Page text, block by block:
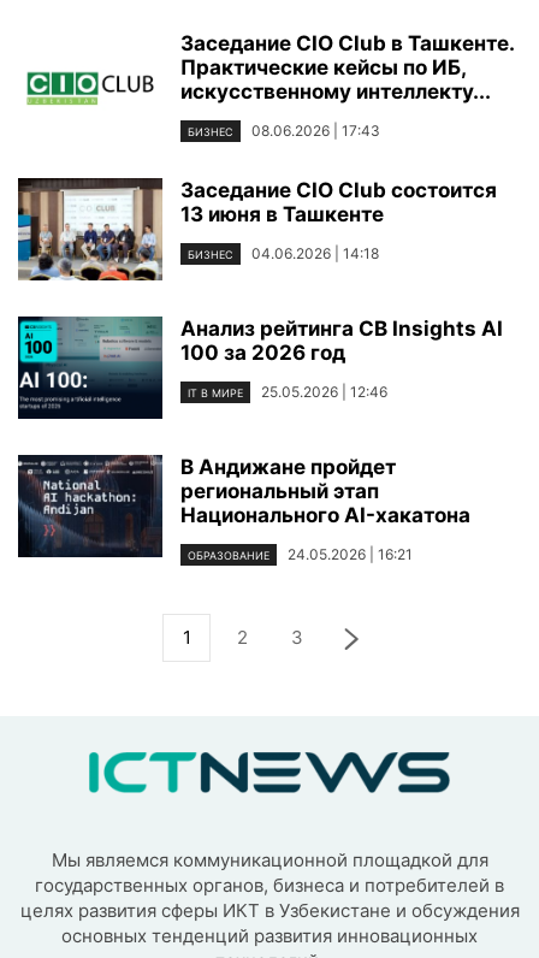
Заседание CIO Club в Ташкенте.
Практические кейсы по ИБ,
искусственному интеллекту...
БИЗНЕС 08.06.2026 | 17:43
Заседание CIO Club состоится
13 июня в Ташкенте
БИЗНЕС 04.06.2026 | 14:18
Анализ рейтинга CB Insights AI
100 за 2026 год
IT В МИРЕ 25.05.2026 | 12:46
В Андижане пройдет
региональный этап
Национального AI-хакатона
ОБРАЗОВАНИЕ 24.05.2026 | 16:21
1 2 3
Мы являемся коммуникационной площадкой для
государственных органов, бизнеса и потребителей в
целях развития сферы ИКТ в Узбекистане и обсуждения
основных тенденций развития инновационных